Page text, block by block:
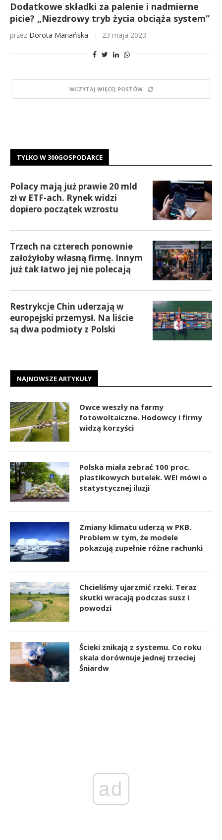
Dodatkowe składki za palenie i nadmierne
picie? „Niezdrowy tryb życia obciąża system”
przez Dorota Mariańska 23 maja 2023
WCZYTAJ WIĘCEJ POSTÓW
TYLKO W 300GOSPODARCE
Polacy mają już prawie 20 mld
zł w ETF-ach. Rynek widzi
dopiero początek wzrostu
Trzech na czterech ponownie
założyłoby własną firmę. Innym
już tak łatwo jej nie polecają
Restrykcje Chin uderzają w
europejski przemysł. Na liście
są dwa podmioty z Polski
NAJNOWSZE ARTYKUŁY
Owce weszły na farmy
fotowoltaiczne. Hodowcy i firmy
widzą korzyści
Polska miała zebrać 100 proc.
plastikowych butelek. WEI mówi o
statystycznej iluzji
Zmiany klimatu uderzą w PKB.
Problem w tym, że modele
pokazują zupełnie różne rachunki
Chcieliśmy ujarzmić rzeki. Teraz
skutki wracają podczas susz i
powodzi
Ścieki znikają z systemu. Co roku
skala dorównuje jednej trzeciej
Śniardw
ad